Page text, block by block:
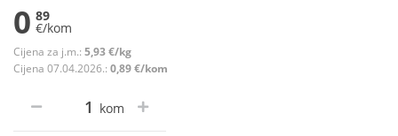
0 89
€/kom
Cijena za j.m.: 5,93 €/kg
Cijena 07.04.2026.: 0,89 €/kom
kom